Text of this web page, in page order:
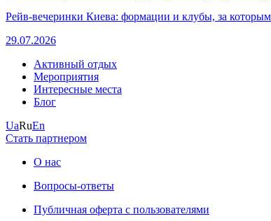
Рейв-вечеринки Киева: формации и клубы, за
29.07.2026
Активный отдых
Мероприятия
Интересные места
Блог
UaRuEn
Стать партнером
О нас
Вопросы-ответы
Публичная оферта с пользователями